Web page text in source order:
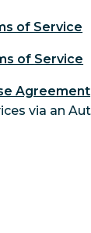
of Service
of Service
Agreement
via an